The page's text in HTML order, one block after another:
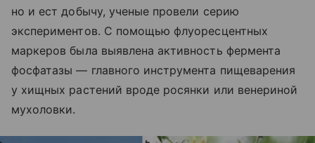
но и ест добычу, ученые провели серию
экспериментов. С помощью флуоресцентных
маркеров была выявлена активность фермента
фосфатазы — главного инструмента пищеварения
у хищных растений вроде росянки или венериной
мухоловки.